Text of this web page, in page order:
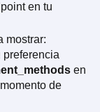
en tu
mostrar:
preferencia
en
de